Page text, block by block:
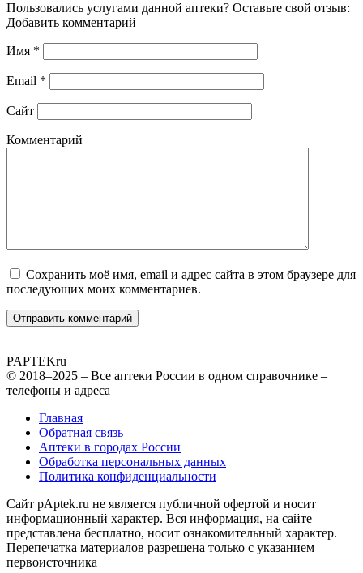
Пользовались услугами данной аптеки? Оставьте свой отзыв:
Добавить комментарий
Имя *
Email *
Сайт
Комментарий
Сохранить моё имя, email и адрес сайта в этом браузере для
последующих моих комментариев.
PAPTEKru
© 2018–2025 – Все аптеки России в одном справочнике –
телефоны и адреса
Главная
Обратная связь
Аптеки в городах России
Обработка персональных данных
Политика конфиденциальности
Сайт pAptek.ru не является публичной офертой и носит
информационный характер. Вся информация, на сайте
представлена бесплатно, носит ознакомительный характер.
Перепечатка материалов разрешена только с указанием
первоисточника